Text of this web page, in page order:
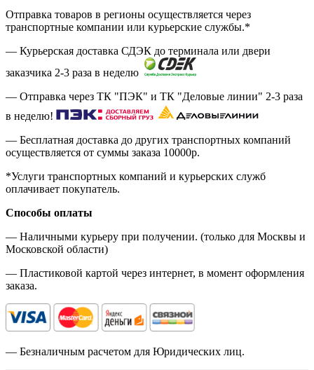
Отправка товаров в регионы осуществляется через
транспортные компании или курьерские службы.*
— Курьерская доставка СДЭК до терминала или двери
заказчика 2-3 раза в неделю
— Отправка через ТК "ПЭК" и ТК "Деловые линии" 2-3 раза
в неделю!
— Бесплатная доставка до других транспортных компаний
осуществляется от суммы заказа 10000р.
*Услуги транспортных компаний и курьерских служб
оплачивает покупатель.
Способы оплаты
— Наличными курьеру при получении. (только для Москвы и
Московской области)
— Пластиковой картой через интернет, в момент оформления
заказа.
— Безналичным расчетом для Юридических лиц.